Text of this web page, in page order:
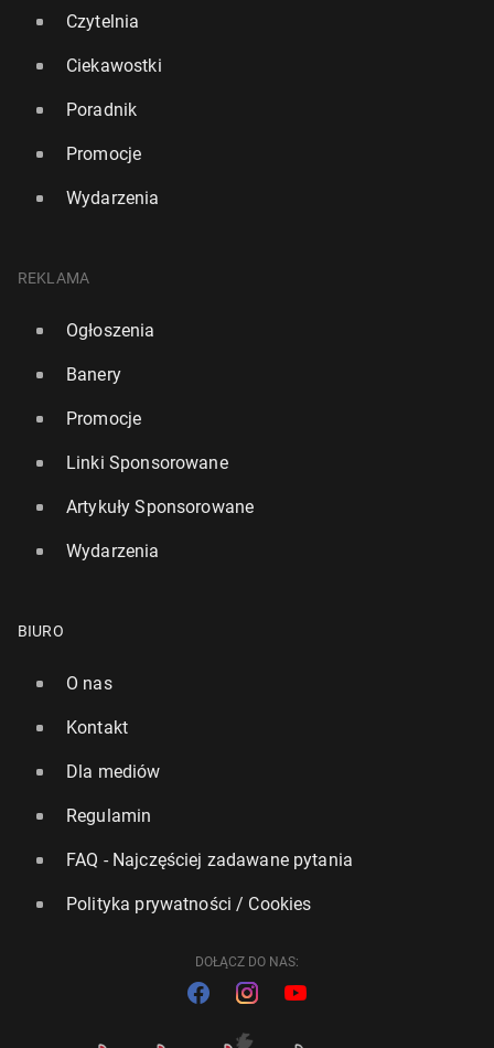
Czytelnia
Ciekawostki
Poradnik
Promocje
Wydarzenia
REKLAMA
Ogłoszenia
Banery
Promocje
Linki Sponsorowane
Artykuły Sponsorowane
Wydarzenia
BIURO
O nas
Kontakt
Dla mediów
Regulamin
FAQ - Najczęściej zadawane pytania
Polityka prywatności / Cookies
DOŁĄCZ DO NAS: